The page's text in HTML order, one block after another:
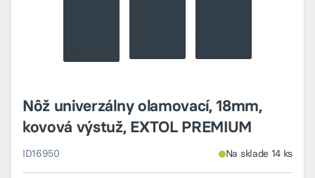
Nôž univerzálny olamovací, 18mm,
kovová výstuž, EXTOL PREMIUM
ID16950 Na sklade 14 ks